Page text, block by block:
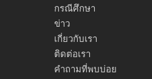
กรณีศึกษา
ข่าว
เกี่ยวกับเรา
ติดต่อเรา
คำถามที่พบบ่อย